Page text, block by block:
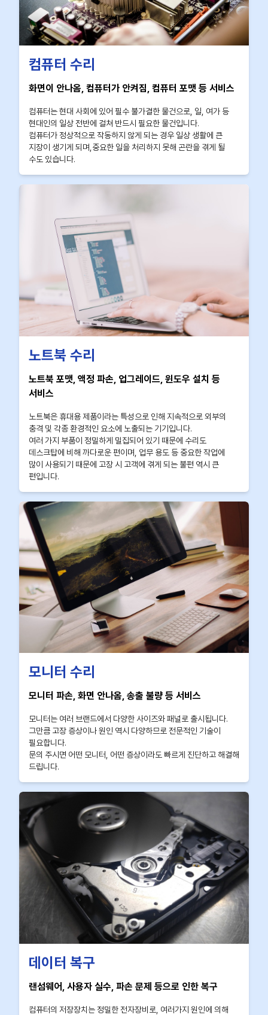
컴퓨터 수리
화면이 안나옴, 컴퓨터가 안켜짐, 컴퓨터 포맷 등 서비스
컴퓨터는 현대 사회에 있어 필수 불가결한 물건으로, 일, 여가 등
현대인의 일상 전반에 걸쳐 반드시 필요한 물건입니다.
컴퓨터가 정상적으로 작동하지 않게 되는 경우 일상 생활에 큰
지장이 생기게 되며,중요한 일을 처리하지 못해 곤란을 겪게 될
수도 있습니다.
노트북 수리
노트북 포맷, 액정 파손, 업그레이드, 윈도우 설치 등
서비스
노트북은 휴대용 제품이라는 특성으로 인해 지속적으로 외부의
충격 및 각종 환경적인 요소에 노출되는 기기입니다.
여러 가지 부품이 정밀하게 밀집되어 있기 때문에 수리도
데스크탑에 비해 까다로운 편이며, 업무 용도 등 중요한 작업에
많이 사용되기 때문에 고장 시 고객에 겪게 되는 불편 역시 큰
편입니다.
모니터 수리
모니터 파손, 화면 안나옴, 송출 불량 등 서비스
모니터는 여러 브랜드에서 다양한 사이즈와 패널로 출시됩니다.
그만큼 고장 증상이나 원인 역시 다양하므로 전문적인 기술이
필요합니다.
문의 주시면 어떤 모니터, 어떤 증상이라도 빠르게 진단하고 해결해
드립니다.
데이터 복구
랜섬웨어, 사용자 실수, 파손 문제 등으로 인한 복구
컴퓨터의 저장장치는 정밀한 전자장비로, 여러가지 원인에 의해